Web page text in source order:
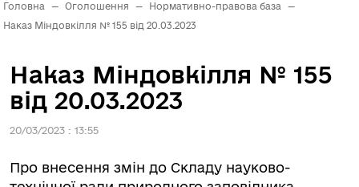
Головна — Оголошення — Нормативно-правова база
—
Наказ Міндовкілля № 155 від 20.03.2023
Наказ Міндовкілля № 155
від 20.03.2023
20/03/2023 : 13:55
Про внесення змін до Складу науково-